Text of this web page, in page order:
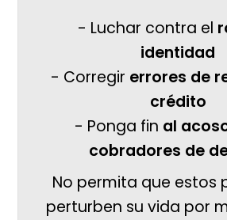
- Luchar contra el
identidad
- Corregir errores de
crédito
- Ponga fin al
cobradores de
No permita que estos
perturben su vida por